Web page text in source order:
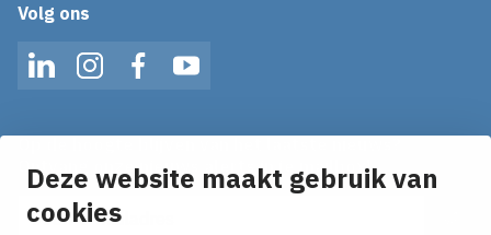
Deze website maakt gebruik van
cookies
Volg ons
LinkedInInstagramFacebookYouTube
Ontvang onze nieuws alerts in je mailbox!
E-mailadres